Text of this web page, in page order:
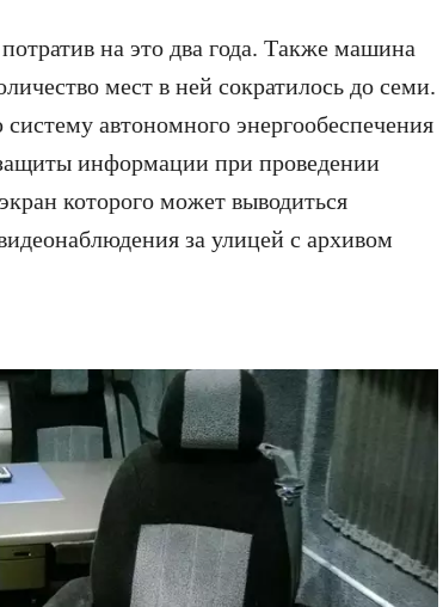
на это два года. Также машина
мест в ней сократилось до семи.
автономного энергообеспечения
информации при проведении
которого может выводиться
за улицей с архивом